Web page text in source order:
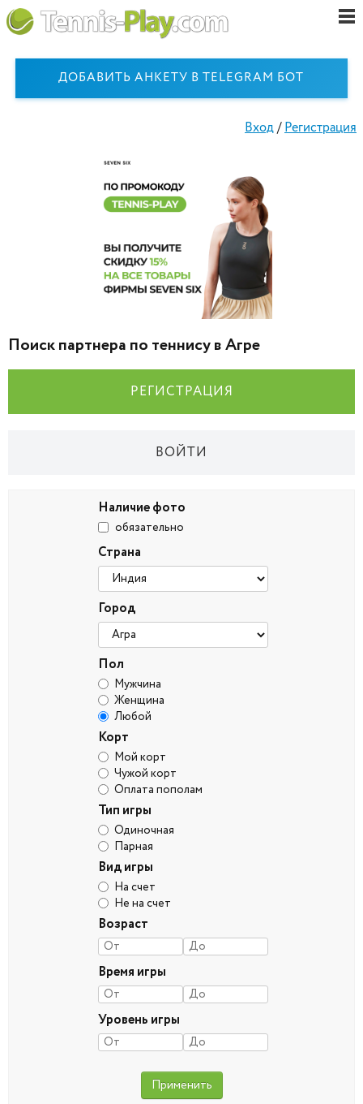
ДОБАВИТЬ АНКЕТУ В TELEGRAM БОТ
Вход/Регистрация
Поиск партнера по теннису в Агре
РЕГИСТРАЦИЯ
ВОЙТИ
Наличие фото
обязательно
Страна
Город
Пол
Мужчина
Женщина
Любой
Корт
Мой корт
Чужой корт
Оплата пополам
Тип игры
Одиночная
Парная
Вид игры
На счет
Не на счет
Возраст
Время игры
Уровень игры